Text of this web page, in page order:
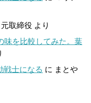
元取締役 より
味を比較してみた。葉
戦士になる に まとや